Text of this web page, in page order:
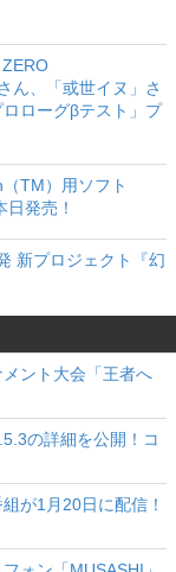
ん、「或世イヌ」さ
ローグβテスト」プ
TM）用ソフト
日発売！
新プロジェクト『幻
メント大会「王者へ
の詳細を公開！コ
が1月20日に配信！